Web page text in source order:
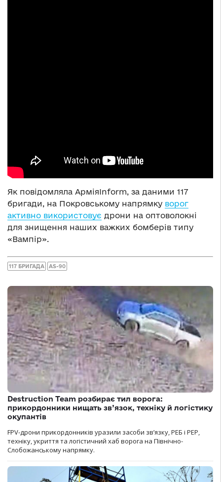
Як повідомляла АрміяInform, за даними 117
бригади, на Покровському напрямку ворог
активно використовує дрони на оптоволокні
для знищення наших важких бомберів типу
«Вампір».
117 БРИГАДА AS-90
Destruction Team розбирає тил ворога:
прикордонники нищать зв’язок, техніку й логістику
окупантів
FPV-дрони прикордонників уразили засоби зв’язку, РЕБ і РЕР,
техніку, укриття та логістичний хаб ворога на Північно-
Слобожанському напрямку.